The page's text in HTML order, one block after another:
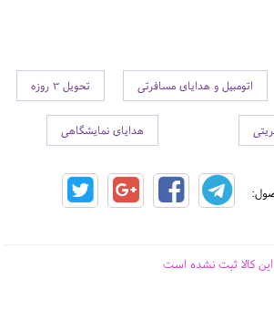
اتومبیل و هدایای مسافرتی تحویل 3 روزه
هدایای نمایشگاهی
کالا ثبت نشده است